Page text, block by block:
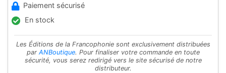
Paiement sécurisé
En stock
Les Éditions de la Francophonie sont exclusivement distribuées
par ANBoutique. Pour finaliser votre commande en toute
sécurité, vous serez redirigé vers le site sécurisé de notre
distributeur.